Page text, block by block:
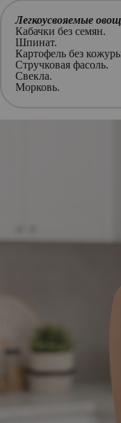
Легкоусвояемые
Кабачки без семян.
Шпинат.
Картофель без
Стручковая фасоль.
Свекла.
Морковь.